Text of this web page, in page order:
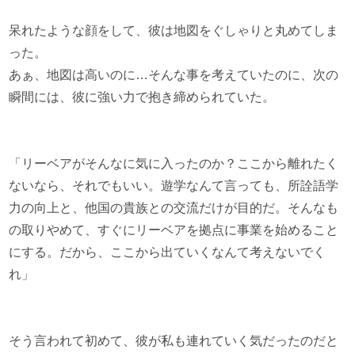
呆れたような顔をして、彼は地図をぐしゃりと丸めてしま
った。
あぁ、地図は高いのに…そんな事を考えていたのに、次の
瞬間には、彼に強い力で抱き締められていた。
「リーベアがそんなに気に入ったのか？ここから離れたく
ないなら、それでもいい。遊学なんて言っても、所詮語学
力の向上と、他国の貴族との交流だけが目的だ。そんなも
の取りやめて、すぐにリーベアを拠点に事業を始めること
にする。だから、ここから出ていくなんて考えないでく
れ」
そう言われて初めて、彼が私も連れていく気だったのだと